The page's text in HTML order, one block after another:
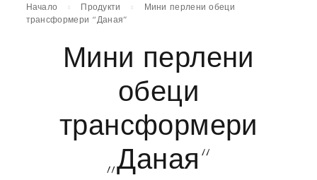
Начало Продукти
Мини перлени обеци
трансформери “Даная”
Мини перлени
обеци
трансформери
„Даная“